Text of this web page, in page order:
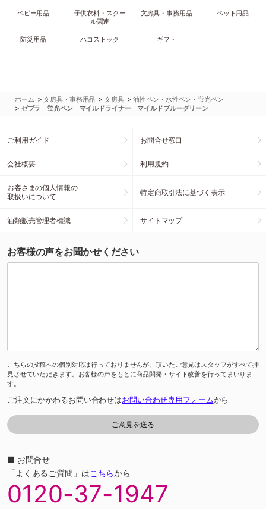
ベビー用品
子供衣料・スクー
ル関連
文房具・事務用品 ペット用品
防災用品 ハコストック ギフト
ホーム >文房具・事務用品 >文房具 >油性ペン・水性ペン・蛍光ペン
> ゼブラ 蛍光ペン マイルドライナー マイルドブルーグリーン
ご利用ガイド お問合せ窓口
会社概要 利用規約
お客さまの個人情報の
取扱いについて
特定商取引法に基づく表示
酒類販売管理者標識 サイトマップ
お客様の声をお聞かせください
こちらの投稿への個別対応は行っておりませんが、頂いたご意見はスタッフがすべて拝
見させていただきます。お客様の声をもとに商品開発・サイト改善を行ってまいりま
す。
ご注文にかかわるお問い合わせはお問い合わせ専用フォームから
■ お問合せ
「よくあるご質問」はこちらから
0120-37-1947